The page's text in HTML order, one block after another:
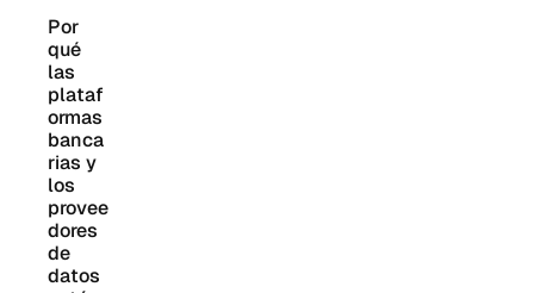
de la
directriz
314(b)
de
FinCEN
aclara
la
cobertu
ra
contra
fraudes,
Por
qué
las
plataf
ormas
banca
rias y
los
provee
dores
de
datos